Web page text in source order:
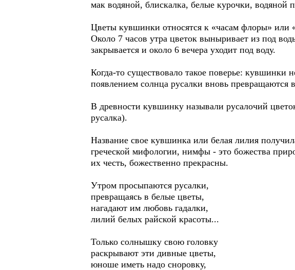
мак водяной, блискалка, белые курочки, водяной
Цветы кувшинки относятся к «часам флоры» или
Около 7 часов утра цветок выныривает из под
закрывается и около 6 вечера уходит под воду.
Когда-то существовало такое поверье: кувшинки
появлением солнца русалки вновь превращаются
В древности кувшинку называли русалочий
русалка).
Название свое кувшинка или белая лилия
греческой мифологии, нимфы - это божества
их честь, божественно прекрасны.
Утром просыпаются русалки,
превращаясь в белые цветы,
нагадают им любовь гадалки,
лилий белых райской красоты...
Только солнышку свою головку
раскрывают эти дивные цветы,
юноше иметь надо сноровку,